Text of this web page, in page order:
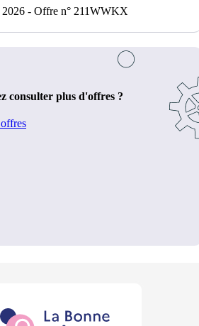
- Offre n° 211WWKX
consulter plus d'offres ?